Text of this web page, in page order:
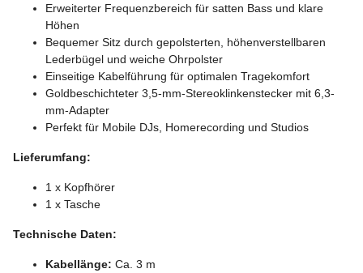
Erweiterter Frequenzbereich für satten Bass und klare
Höhen
Bequemer Sitz durch gepolsterten, höhenverstellbaren
Lederbügel und weiche Ohrpolster
Einseitige Kabelführung für optimalen Tragekomfort
Goldbeschichteter 3,5-mm-Stereoklinkenstecker mit 6,3-
mm-Adapter
Perfekt für Mobile DJs, Homerecording und Studios
Lieferumfang:
1 x Kopfhörer
1 x Tasche
Technische Daten:
Kabellänge: Ca. 3 m